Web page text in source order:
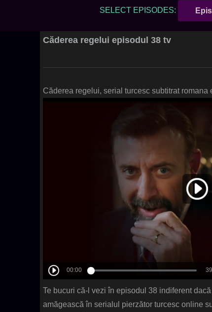
SELECT EPISODES:
Căderea regelui episodul 38 tv
Căderea regelui, serial turcesc subtitrat
Te bucuri că-l vezi în episodul 38 indiferent
amăgească în serialul pierzător turcesc online